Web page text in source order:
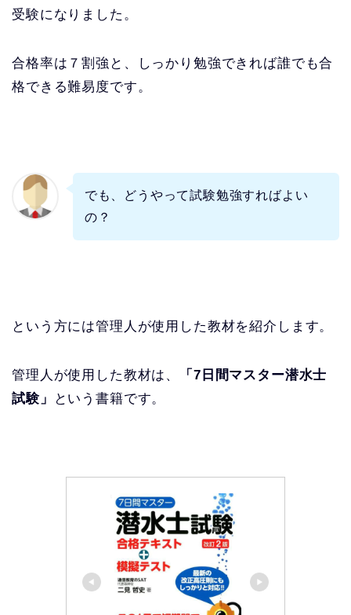
受験になりました。
合格率は７割強と、しっかり勉強できれば誰でも合
格できる難易度です。
でも、どうやって試験勉強すればよい
の？
という方には管理人が使用した教材を紹介します。
管理人が使用した教材は、
「7日間マスター潜水士
試験」
という書籍です。